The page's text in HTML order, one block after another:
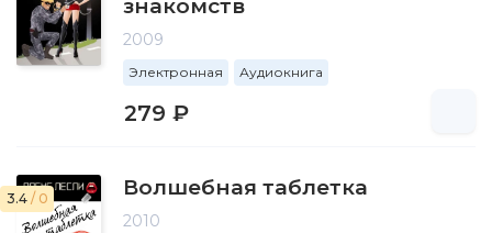
знакомств
2009
Электронная Аудиокнига
279 ₽
3.4 / 0 Волшебная таблетка
2010